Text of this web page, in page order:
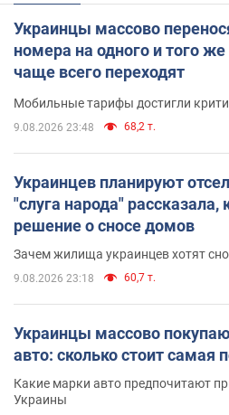
Украинцы массово
номера на одного и того
чаще всего переходят
Мобильные тарифы достигли
9.08.2026 23:48 68,2 т.
Украинцев планируют
"слуга народа"
решение о сносе домов
Зачем жилища украинцев хотят
9.08.2026 23:18 60,7 т.
Украинцы массово
авто: сколько стоит самая
Какие марки авто предпочитают
Украины